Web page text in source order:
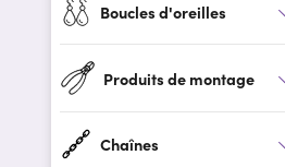
Boucles d'oreilles
Produits de montage
Chaînes